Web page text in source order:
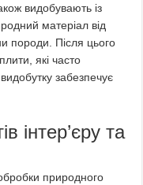
видобувають із
матеріал від
породи. Після цього
які часто
забезпечує
інтер’єру та
обробки природного